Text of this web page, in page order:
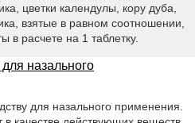
цветки календулы, кору дуба,
взятые в равном соотношении,
в расчете на 1 таблетку.
назального
для назального применения.